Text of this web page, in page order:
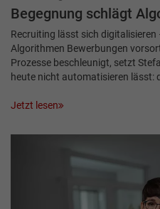
Begegnung schlägt
Recruiting lässt sich
Algorithmen Bewerbungen
Prozesse beschleunigt, setzt
heute nicht automatisieren lässt:
Jetzt lesen